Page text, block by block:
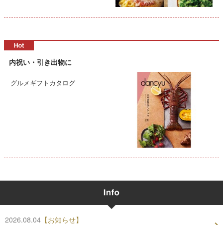
内祝い・引き出物に
グルメギフトカタログ
2026.08.04 【お知らせ】